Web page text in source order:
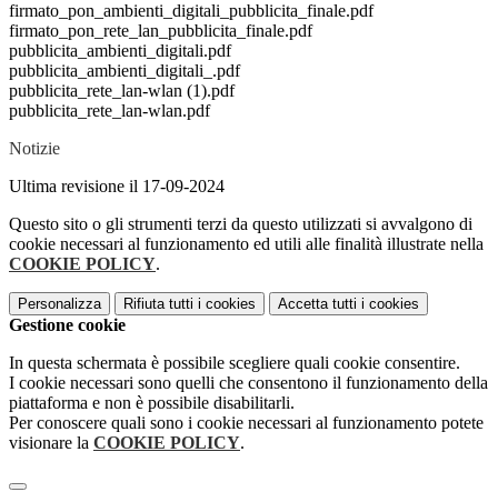
firmato_pon_ambienti_digitali_pubblicita_finale.pdf
firmato_pon_rete_lan_pubblicita_finale.pdf
pubblicita_ambienti_digitali.pdf
pubblicita_ambienti_digitali_.pdf
pubblicita_rete_lan-wlan (1).pdf
pubblicita_rete_lan-wlan.pdf
Notizie
Ultima revisione il 17-09-2024
Questo sito o gli strumenti terzi da questo utilizzati si avvalgono di
cookie necessari al funzionamento ed utili alle finalità illustrate nella
COOKIE POLICY.
Personalizza Rifiuta tutti i cookies Accetta tutti i cookies
Gestione cookie
In questa schermata è possibile scegliere quali cookie consentire.
I cookie necessari sono quelli che consentono il funzionamento della
piattaforma e non è possibile disabilitarli.
Per conoscere quali sono i cookie necessari al funzionamento potete
visionare la COOKIE POLICY.